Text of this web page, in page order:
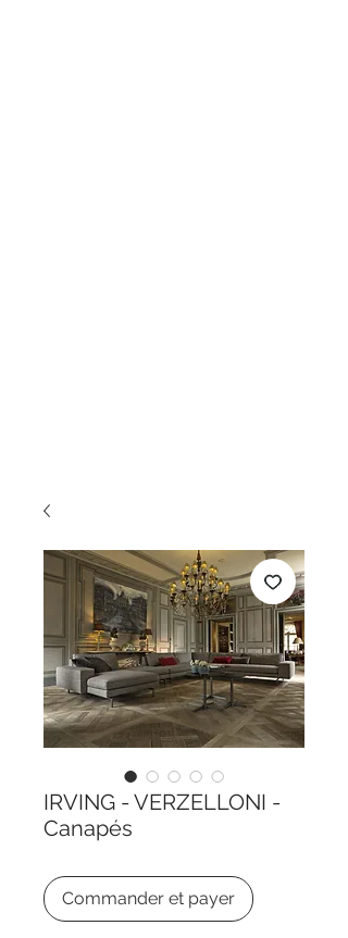
IRVING - VERZELLONI -
Canapés
Commander et payer